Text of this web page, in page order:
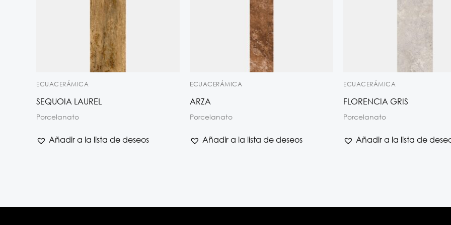
ECUACERÁMICA
SEQUOIA LAUREL
Porcelanato
Añadir a la lista de deseos
ECUACERÁMICA
ARZA
Porcelanato
Añadir a la lista de deseos
ECUACERÁMICA
FLORENCIA GRIS
Porcelanato
Añadir a la lista de